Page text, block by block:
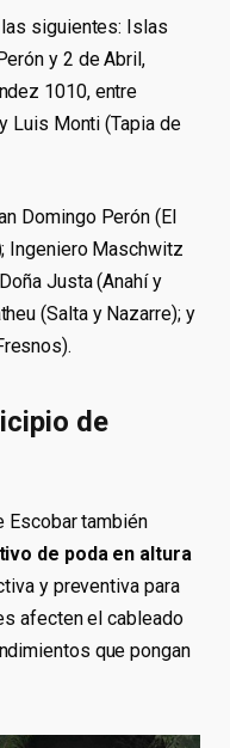
siguientes: Islas
y 2 de Abril,
1010, entre
Luis Monti (Tapia de
Domingo Perón (El
Ingeniero Maschwitz
Justa (Anahí y
(Salta y Nazarre); y
de
Escobar también
de poda en altura
y preventiva para
afecten el cableado
que pongan